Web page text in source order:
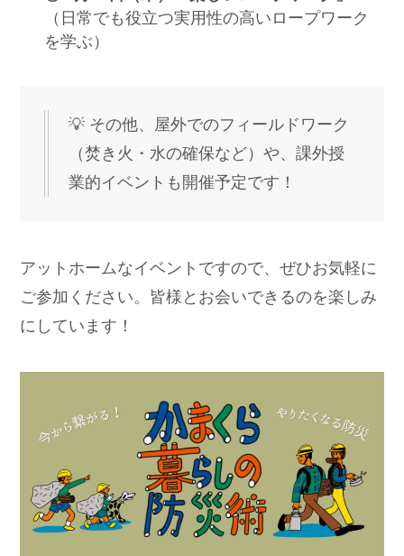
（日常でも役立つ実用性の高いロープワーク
を学ぶ）
💡 その他、屋外でのフィールドワーク
（焚き火・水の確保など）や、課外授
業的イベントも開催予定です！
アットホームなイベントですので、ぜひお気軽に
ご参加ください。皆様とお会いできるのを楽しみ
にしています！